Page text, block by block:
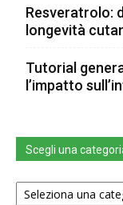
Resveratrolo:
longevità
Tutorial
l’impatto
Scegli una
Scegli
una